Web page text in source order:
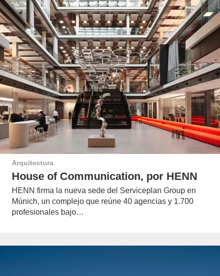
Arquitectura
House of Communication, por HENN
HENN firma la nueva sede del Serviceplan Group en
Múnich, un complejo que reúne 40 agencias y 1.700
profesionales bajo…